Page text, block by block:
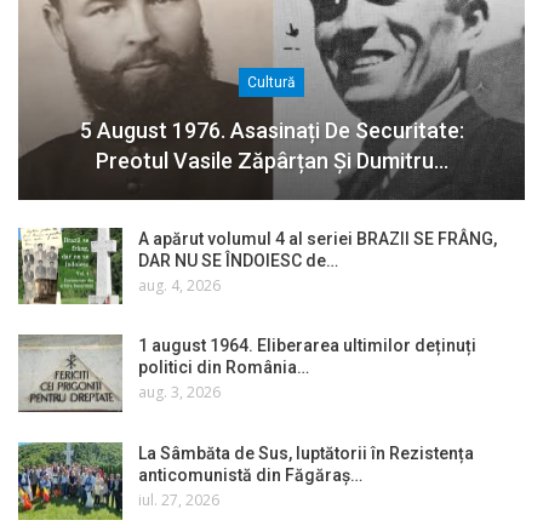
Cultură
5 August 1976. Asasinați De Securitate:
Preotul Vasile Zăpârțan Și Dumitru…
A apărut volumul 4 al seriei BRAZII SE FRÂNG,
DAR NU SE ÎNDOIESC de…
aug. 4, 2026
1 august 1964. Eliberarea ultimilor deținuți
politici din România…
aug. 3, 2026
La Sâmbăta de Sus, luptătorii în Rezistența
anticomunistă din Făgăraș…
iul. 27, 2026